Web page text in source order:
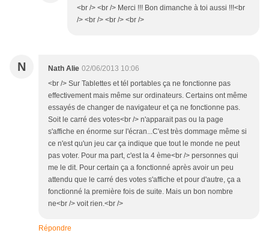
<br /> <br /> Merci !!! Bon dimanche à toi aussi !!!<br
/> <br /> <br /> <br />
N Nath Alie 02/06/2013 10:06
<br /> Sur Tablettes et tél portables ça ne fonctionne pas
effectivement mais même sur ordinateurs. Certains ont même
essayés de changer de navigateur et ça ne fonctionne pas.
Soit le carré des votes<br /> n'apparait pas ou la page
s'affiche en énorme sur l'écran...C'est très dommage même si
ce n'est qu'un jeu car ça indique que tout le monde ne peut
pas voter. Pour ma part, c'est la 4 ème<br /> personnes qui
me le dit. Pour certain ça a fonctionné après avoir un peu
attendu que le carré des votes s'affiche et pour d'autre, ça a
fonctionné la première fois de suite. Mais un bon nombre
ne<br /> voit rien.<br />
Répondre